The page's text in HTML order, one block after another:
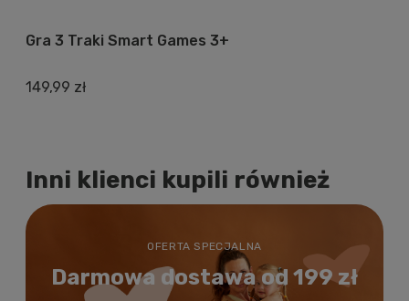
Gra 3 Traki Smart Games 3+
149,99 zł
Inni klienci kupili również
OFERTA SPECJALNA
Darmowadostawaod 199 zł